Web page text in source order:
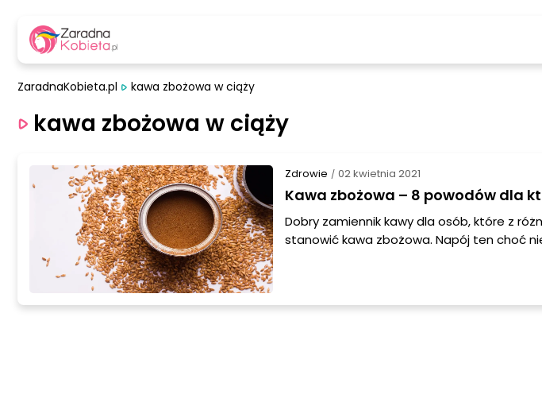
ZaradnaKobieta.pl kawa zbożowa w ciąży
kawa zbożowa w ciąży
Zdrowie / 02 kwietnia 2021
Kawa zbożowa – 8 powodów dla
Dobry zamiennik kawy dla osób, które z
stanowić kawa zbożowa. Napój ten choć